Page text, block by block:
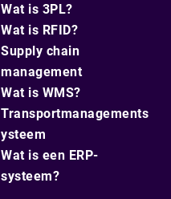
Wat is 3PL?
Wat is RFID?
Supply chain
management
Wat is WMS?
Transportmanagements
ysteem
Wat is een ERP-
systeem?